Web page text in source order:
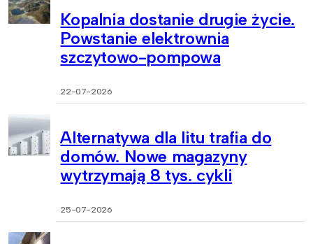
Kopalnia dostanie drugie życie.
Powstanie elektrownia
szczytowo-pompowa
22-07-2026
Alternatywa dla litu trafia do
domów. Nowe magazyny
wytrzymają 8 tys. cykli
25-07-2026